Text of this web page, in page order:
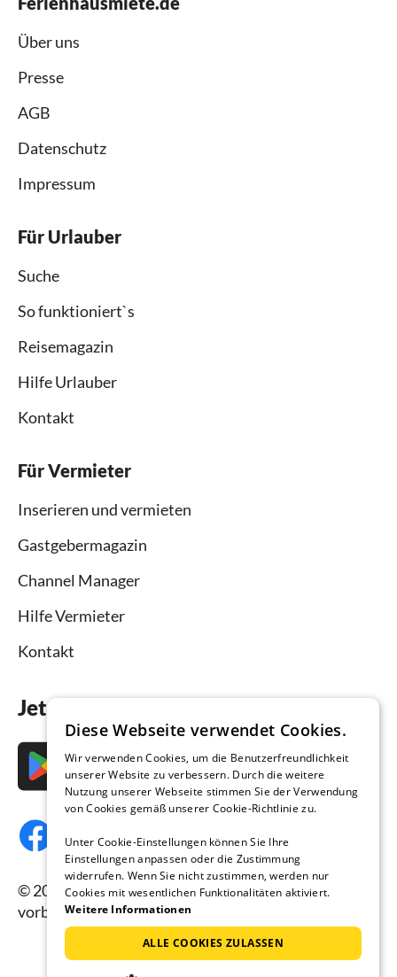
Über uns
Presse
AGB
Datenschutz
Impressum
Für Urlauber
Suche
So funktioniert`s
Reisemagazin
Hilfe Urlauber
Kontakt
Für Vermieter
Inserieren und vermieten
Gastgebermagazin
Channel Manager
Hilfe Vermieter
Kontakt
Jetzt die App downloaden
© 2026 Ferienhausmiete.de, alle Rechte
vorbehalten.
Diese Webseite verwendet Cookies.
Wir verwenden Cookies, um die Benutzerfreundlichkeit
unserer Website zu verbessern. Durch die weitere
Nutzung unserer Webseite stimmen Sie der Verwendung
von Cookies gemäß unserer Cookie-Richtlinie zu.
Unter Cookie-Einstellungen können Sie Ihre
Einstellungen anpassen oder die Zustimmung
widerrufen. Wenn Sie nicht zustimmen, werden nur
Cookies mit wesentlichen Funktionalitäten aktiviert.
Weitere Informationen
ALLE COOKIES ZULASSEN